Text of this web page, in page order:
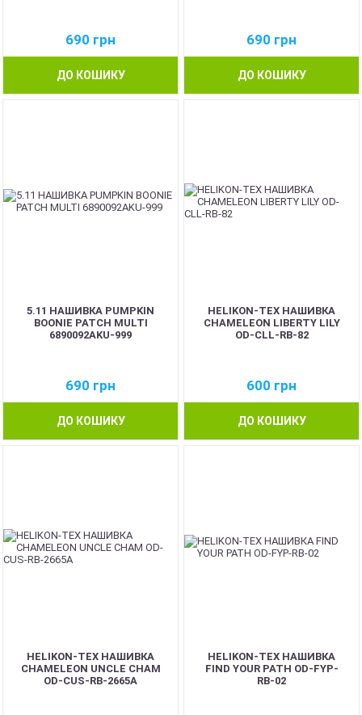
690 грн
ДО КОШИКУ
690 грн
ДО КОШИКУ
5.11 НАШИВКА PUMPKIN
BOONIE PATCH MULTI
6890092AKU-999
690 грн
ДО КОШИКУ
HELIKON-TEX НАШИВКА
CHAMELEON LIBERTY LILY
OD-CLL-RB-82
600 грн
ДО КОШИКУ
HELIKON-TEX НАШИВКА
CHAMELEON UNCLE CHAM
OD-CUS-RB-2665A
HELIKON-TEX НАШИВКА
FIND YOUR PATH OD-FYP-
RB-02